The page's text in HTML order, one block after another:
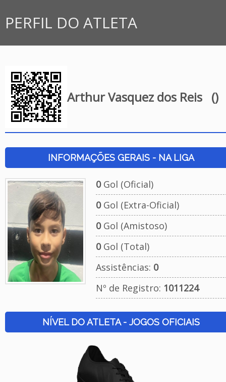
PERFIL DO ATLETA
Arthur Vasquez dos Reis ()
INFORMAÇÕES GERAIS - NA LIGA
0Gol (Oficial)
0Gol (Extra-Oficial)
0Gol (Amistoso)
0Gol (Total)
Assistências: 0
Nº de Registro: 1011224
NÍVEL DO ATLETA - JOGOS OFICIAIS